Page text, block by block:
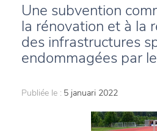
Une subvention
la rénovation et à la
des infrastructures
endommagées par
Publiée le : 5 januari 2022